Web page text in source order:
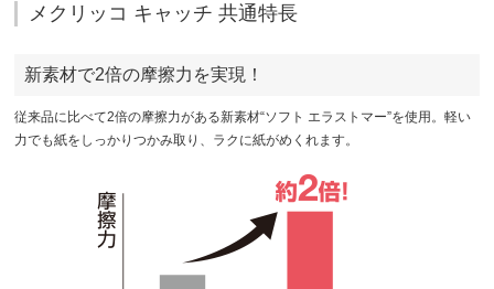
メクリッコ キャッチ 共通特長
新素材で2倍の摩擦力を実現！
従来品に比べて2倍の摩擦力がある新素材“ソフト エラストマー”を使用。軽い
力でも紙をしっかりつかみ取り、ラクに紙がめくれます。